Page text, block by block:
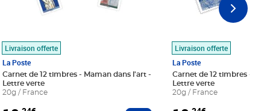
Livraison offerte
La Poste
Carnet de 12 timbres - Maman dans l'art -
Lettre verte
20g / France
Livraison offerte
La Poste
Carnet de 12 timbres - Le
Lettre verte
20g / France